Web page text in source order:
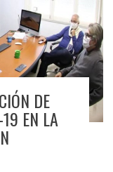
DE
EN LA